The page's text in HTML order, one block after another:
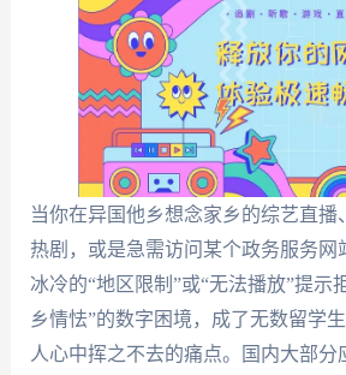
当你在异国他乡想念家乡的综艺直播
热剧，或是急需访问某个政务服务网
冰冷的“地区限制”或“无法播放”提示
乡情怯”的数字困境，成了无数留学
人心中挥之不去的痛点。国内大部分